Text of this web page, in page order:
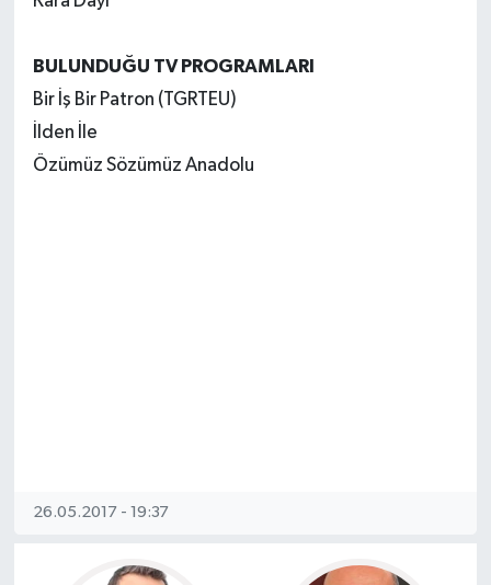
BULUNDUĞU TV PROGRAMLARI
Bir İş Bir Patron (TGRTEU)
İlden İle
Özümüz Sözümüz Anadolu
26.05.2017 - 19:37